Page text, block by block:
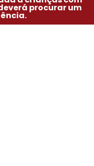
procurar um